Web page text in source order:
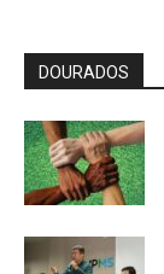
DOURADOS